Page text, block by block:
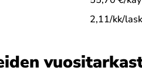
2,11/kk/